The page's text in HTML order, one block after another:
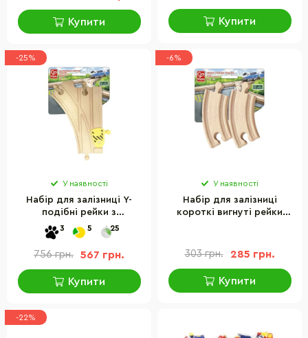
Купити Купити
-25%
У наявності
Набір для залізниці Y-
подібні рейки з
перемикачем Hape E3781,
2 шт
3 5 25
756 грн. 567 грн.
Купити
-6%
У наявності
Набір для залізниці
короткі вигнуті рейки
303 грн. 285 грн.
Купити
-22%